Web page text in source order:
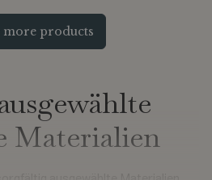
more products
Materialien